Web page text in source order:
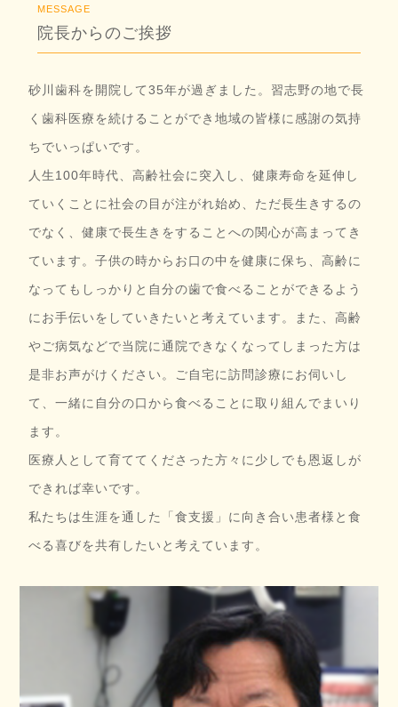
MESSAGE
院長からのご挨拶
砂川歯科を開院して35年が過ぎました。習志野の地で長
く歯科医療を続けることができ地域の皆様に感謝の気持
ちでいっぱいです。
人生100年時代、高齢社会に突入し、健康寿命を延伸し
ていくことに社会の目が注がれ始め、ただ長生きするの
でなく、健康で長生きをすることへの関心が高まってき
ています。子供の時からお口の中を健康に保ち、高齢に
なってもしっかりと自分の歯で食べることができるよう
にお手伝いをしていきたいと考えています。また、高齢
やご病気などで当院に通院できなくなってしまった方は
是非お声がけください。ご自宅に訪問診療にお伺いし
て、一緒に自分の口から食べることに取り組んでまいり
ます。
医療人として育ててくださった方々に少しでも恩返しが
できれば幸いです。
私たちは生涯を通した「食支援」に向き合い患者様と食
べる喜びを共有したいと考えています。